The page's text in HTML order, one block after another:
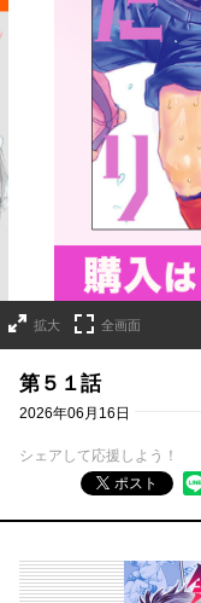
詳細ページへのリンク
拡大 全画面
第５１話
2026年06月16日
シェアして応援しよう！
ポスト